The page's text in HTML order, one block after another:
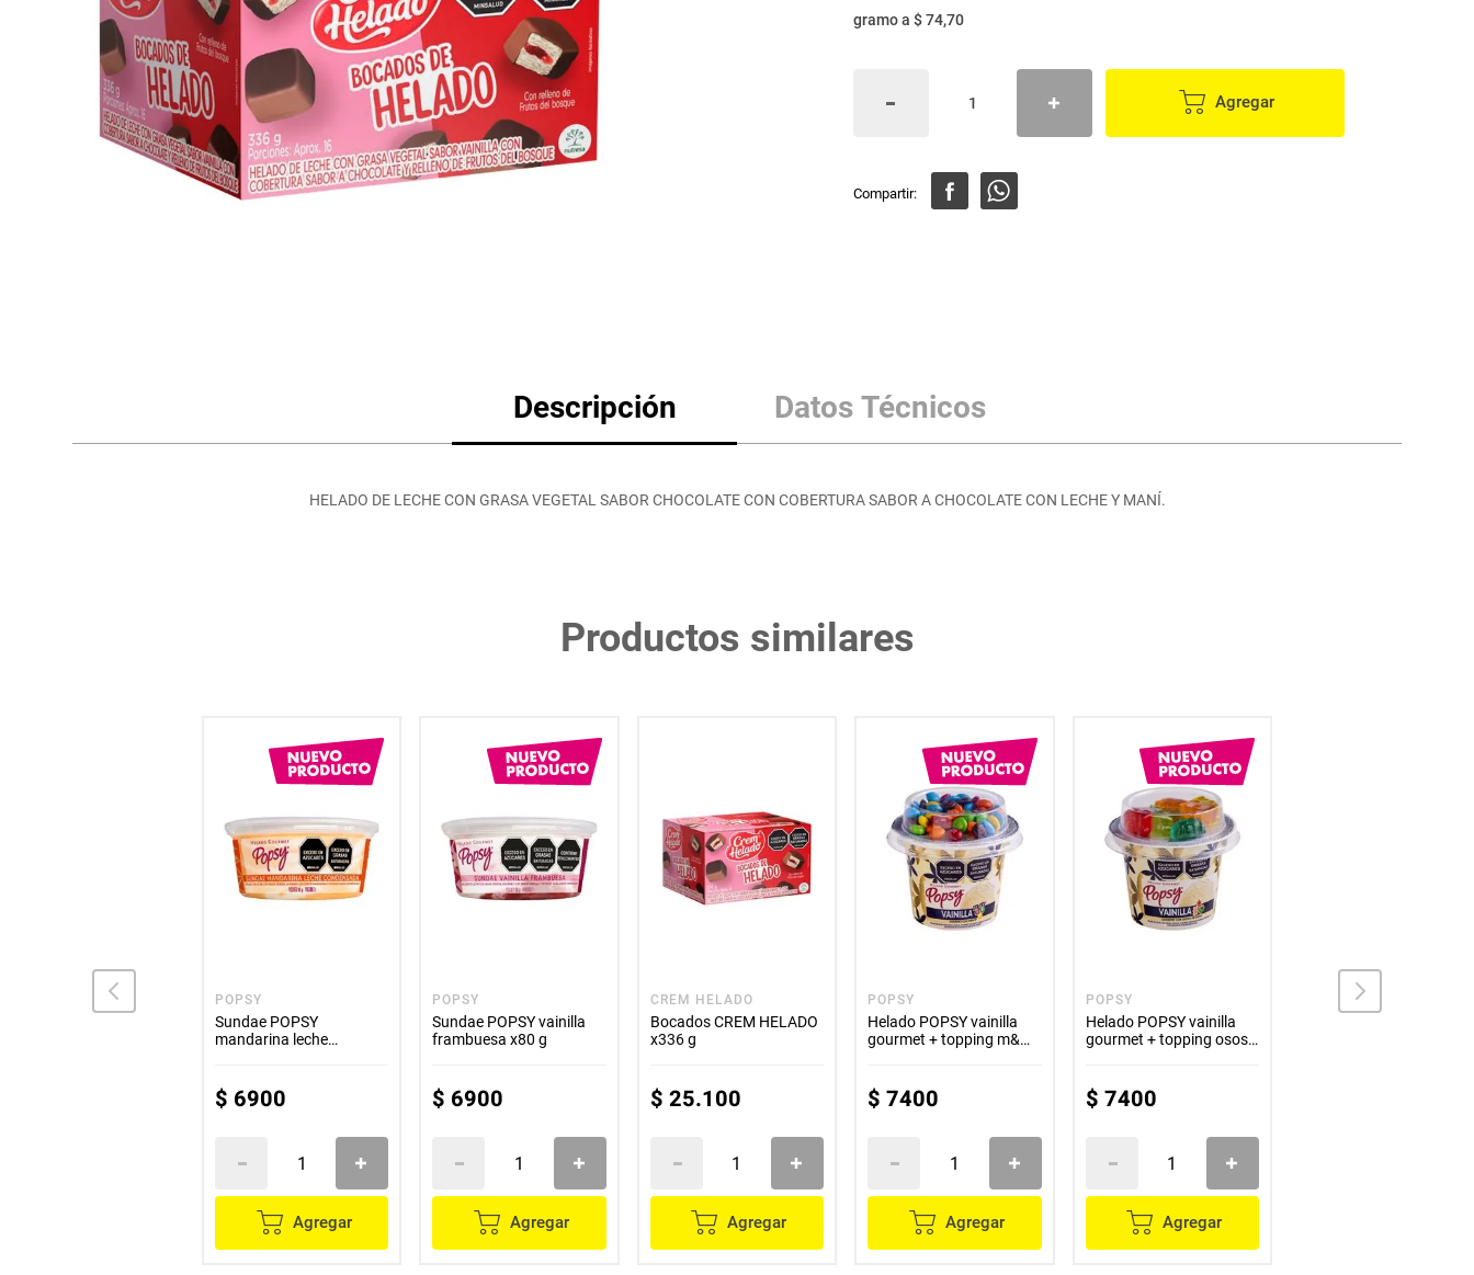
lácteos y refrigerados
vinos y licores
cuidado del bebé
otros
gramoa $ 74,70
Agregar
Descripción Datos Técnicos
HELADO DE LECHE CON GRASA VEGETAL SABOR CHOCOLATE CON COBERTURA SABOR A CHOCOLATE CON LECHE Y MANÍ.
Productos similares
POPSY
Sundae POPSY
mandarina leche
$ 6900
Agregar
POPSY
Sundae POPSY vainilla
frambuesa x80 g
$ 6900
Agregar
CREM HELADO
Bocados CREM HELADO
x336 g
$ 25.100
Agregar
POPSY
Helado POPSY vainilla
gourmet + topping m&m
$ 7400
Agregar
POPSY
Helado POPSY vainilla
gourmet + topping osos
$ 7400
Agregar
Mantequilla